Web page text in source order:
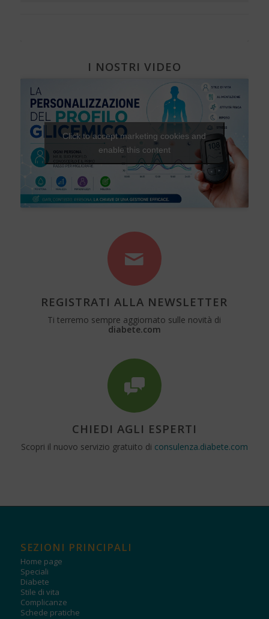
I NOSTRI VIDEO
Click to accept marketing cookies and
enable this content
REGISTRATI ALLA NEWSLETTER
Ti terremo sempre aggiornato sulle novità di
diabete.com
CHIEDI AGLI ESPERTI
Scopri il nuovo servizio gratuito di consulenza.diabete.com
SEZIONI PRINCIPALI
Home page
Speciali
Diabete
Stile di vita
Complicanze
Schede pratiche